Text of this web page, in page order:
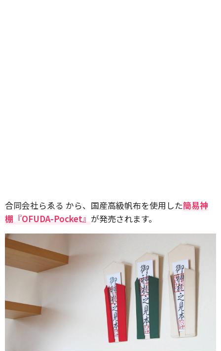
合同会社らゑる から、国産高級帆布を使用した簡易神
棚『OFUDA-Pocket』 が発売されます。